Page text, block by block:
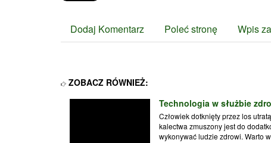
Dodaj Komentarz Poleć stronę Wpis
ZOBACZ RÓWNIEŻ:
Technologia w służbie
Człowiek dotknięty przez los
kalectwa zmuszony jest do
wykonywać ludzie zdrowi. Warto